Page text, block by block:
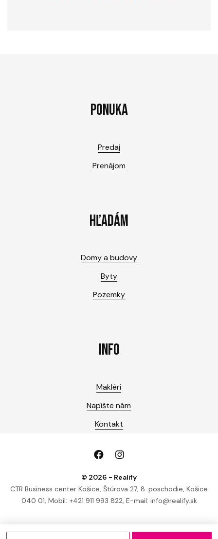
PONUKA
Predaj
Prenájom
HĽADÁM
Domy a budovy
Byty
Pozemky
INFO
Makléri
Napíšte nám
Kontakt
© 2026 - Realify
CTR Business center Košice, Štúrova 27, 8. poschodie, Košice
040 01, Mobil: +421 911 993 822, E-mail: info@realify.sk